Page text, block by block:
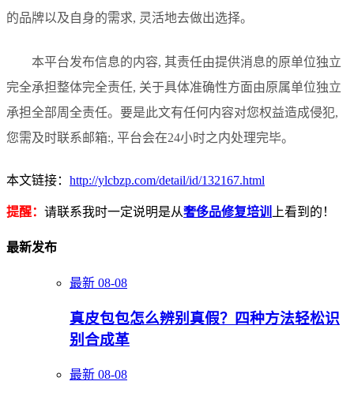
的品牌以及自身的需求, 灵活地去做出选择。
本平台发布信息的内容, 其责任由提供消息的原单位独立
完全承担整体完全责任, 关于具体准确性方面由原属单位独立
承担全部周全责任。要是此文有任何内容对您权益造成侵犯,
您需及时联系邮箱:, 平台会在24小时之内处理完毕。
本文链接： http://ylcbzp.com/detail/id/132167.html
提醒： 请联系我时一定说明是从奢侈品修复培训 上看到的！
最新发布
最新 08-08
真皮包包怎么辨别真假？四种方法轻松识
别合成革
最新 08-08